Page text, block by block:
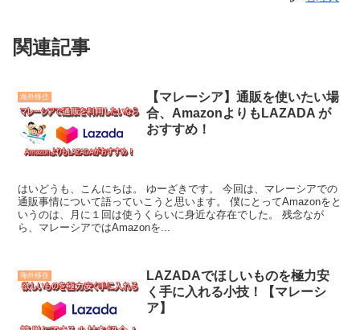
関連記事
海外移住
【マレーシア】通販を使いたい場
合、AmazonよりもLAZADA が
おすすめ！
はいどうも、こんにちは。 ゆーざきです。 今回は、マレーシアでの
通販事情について語っていこうと思います。 僕にとってAmazonをと
いうのは、月に１回は使うくらいに身近な存在でした。 残念なが
ら、マレーシアではAmazonを...
海外移住
LAZADAでほしいものを極力安
く手に入れる小技！【マレーシ
ア】